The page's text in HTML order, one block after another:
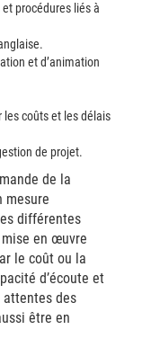
procédures liés à
et d’animation
les coûts et les délais
de projet.
de la
mesure
différentes
mise en œuvre
le coût ou la
d’écoute et
attentes des
être en